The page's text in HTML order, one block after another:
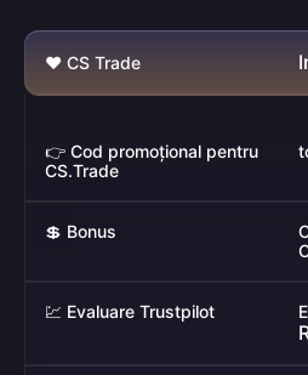
❤️ CS Trade
👉 Cod promoțional pentru
CS.Trade
💲 Bonus
💹 Evaluare Trustpilot